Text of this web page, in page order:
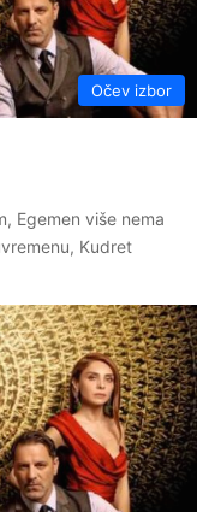
Očev izbor
Egemen više nema
Kudret